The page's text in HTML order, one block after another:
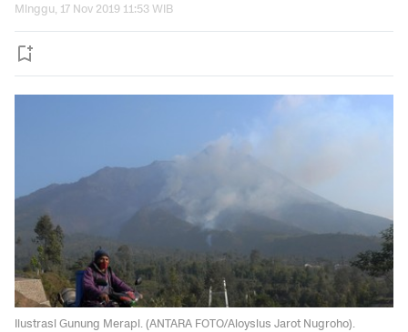
Minggu, 17 Nov 2019 11:53 WIB
Ilustrasi Gunung Merapi. (ANTARA FOTO/Aloysius Jarot Nugroho).